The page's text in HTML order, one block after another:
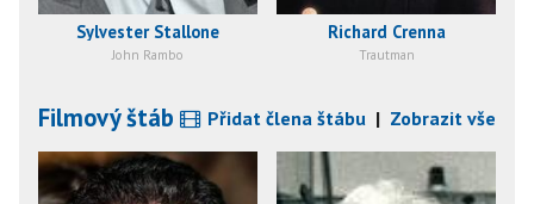
Sylvester Stallone
John Rambo
Richard Crenna
Trautman
Filmový štáb Přidat člena štábu | Zobrazit vše